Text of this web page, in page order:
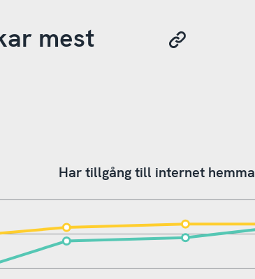
mest
Har tillgång till internet hemma